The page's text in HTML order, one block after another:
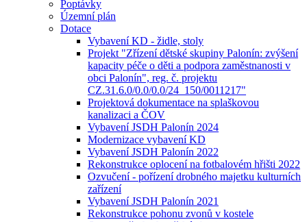
Poptávky
Územní plán
Dotace
Vybavení KD - židle, stoly
Projekt "Zřízení dětské skupiny Palonín: zvýšení
kapacity péče o děti a podpora zaměstnanosti v
obci Palonín", reg. č. projektu
CZ.31.6.0/0.0/0.0/24_150/0011217"
Projektová dokumentace na splaškovou
kanalizaci a ČOV
Vybavení JSDH Palonín 2024
Modernizace vybavení KD
Vybavení JSDH Palonín 2022
Rekonstrukce oplocení na fotbalovém hřišti 2022
Ozvučení - pořízení drobného majetku kulturních
zařízení
Vybavení JSDH Palonín 2021
Rekonstrukce pohonu zvonů v kostele